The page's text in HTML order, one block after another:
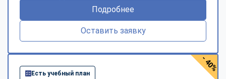
Подробнее
Оставить заявку
Есть учебный план
- 40%